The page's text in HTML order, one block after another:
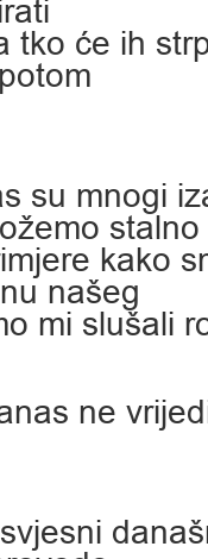
tko će ih
su mnogi
kako
našeg
mi slušali
ne